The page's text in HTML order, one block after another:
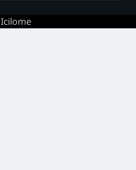
Icilome